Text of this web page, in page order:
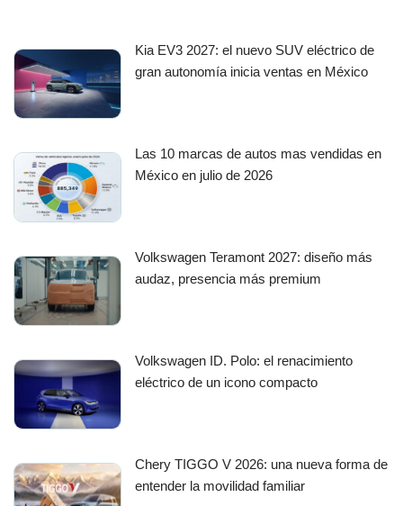
Kia EV3 2027: el nuevo SUV eléctrico de
gran autonomía inicia ventas en México
Las 10 marcas de autos mas vendidas en
México en julio de 2026
Volkswagen Teramont 2027: diseño más
audaz, presencia más premium
Volkswagen ID. Polo: el renacimiento
eléctrico de un icono compacto
Chery TIGGO V 2026: una nueva forma de
entender la movilidad familiar